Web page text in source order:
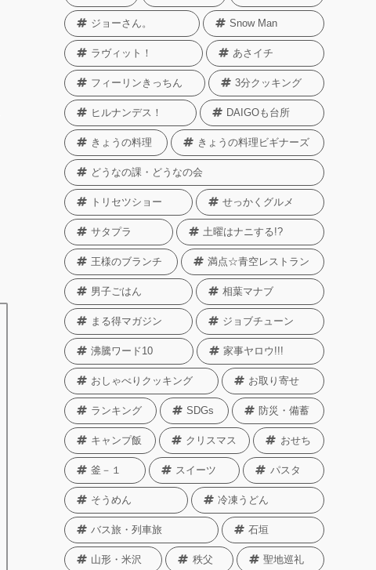
ジョーさん。 Snow Man
ラヴィット！ あさイチ
フィーリンきっちん 3分クッキング
ヒルナンデス！ DAIGOも台所
きょうの料理 きょうの料理ビギナーズ
どうなの課・どうなの会
トリセツショー せっかくグルメ
サタプラ 土曜はナニする!?
王様のブランチ 満点☆青空レストラン
男子ごはん 相葉マナブ
まる得マガジン ジョブチューン
沸騰ワード10 家事ヤロウ!!!
おしゃべりクッキング お取り寄せ
ランキング SDGs 防災・備蓄
キャンプ飯 クリスマス おせち
釜－１ スイーツ パスタ
そうめん 冷凍うどん
バス旅・列車旅 石垣
山形・米沢 秩父 聖地巡礼